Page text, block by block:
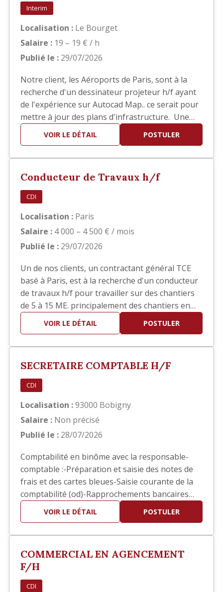
Interim
Localisation : Le Bourget
Salaire : 19 – 19 € / h
Publié le : 29/07/2026
Notre client, les Aéroports de Paris, sont à la
recherche d'un dessinateur projeteur h/f ayant
de l'expérience sur Autocad Map.. ce serait pour
mettre à jour des plans d'infrastructure. Une
bonne connaissance des SIG est demandée. Il
s'agit d'une mission d'intérim de 6 mois basée
VOIR LE DÉTAIL POSTULER
Conducteur de Travaux h/f
CDI
Localisation : Paris
Salaire : 4 000 – 4 500 € / mois
Publié le : 29/07/2026
Un de nos clients, un contractant général TCE
basé à Paris, est à la recherche d'un conducteur
de travaux h/f pour travailler sur des chantiers
de 5 à 15 ME. principalement des chantiers en
réhabilitation TCE dans le domaine hôtelier ou
sièges sociaux. Poste basé à Paris
VOIR LE DÉTAIL POSTULER
SECRETAIRE COMPTABLE H/F
CDI
Localisation :93000 Bobigny
Salaire : Non précisé
Publié le : 28/07/2026
Comptabilité en binôme avec la responsable-
comptable :-Préparation et saisie des notes de
frais et des cartes bleues-Saisie courante de la
comptabilité (od)-Rapprochements bancaires
ponctuels-Aide pour les situations comptables-
Contrôle et/ou Saisie des pointages des ouvriers
médica…
VOIR LE DÉTAIL POSTULER
COMMERCIAL EN AGENCEMENT
F/H
CDI